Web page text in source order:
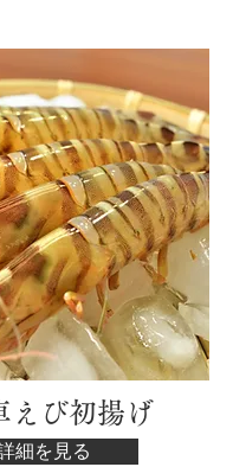
えび初揚げ
細を見る